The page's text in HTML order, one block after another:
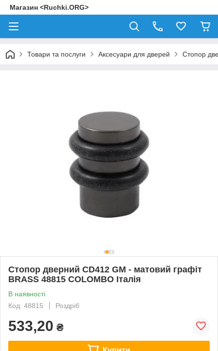
Магазин <Ruchki.ORG>
Товари та послуги Аксесуари для дверей Стопор
Стопор дверний CD412 GM - матовий графіт
BRASS 48815 COLOMBO Італія
В наявності
Код: 48815
Роздріб
533,20 ₴